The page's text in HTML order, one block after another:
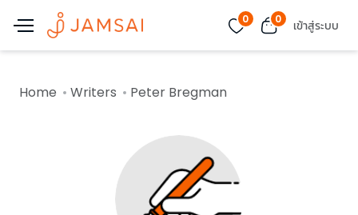
0 0 เข้าสู่ระบบ
Home Writers Peter Bregman